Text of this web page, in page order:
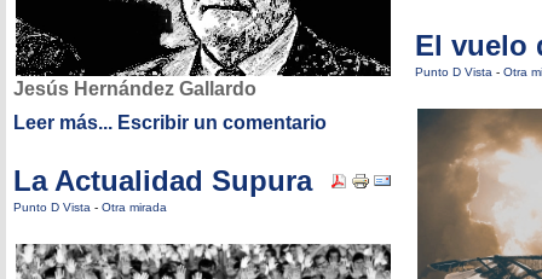
Jesús Hernández Gallardo
Leer más... Escribir un comentario
La Actualidad Supura
Punto D Vista - Otra mirada
El vuelo
Punto D Vista - Otra